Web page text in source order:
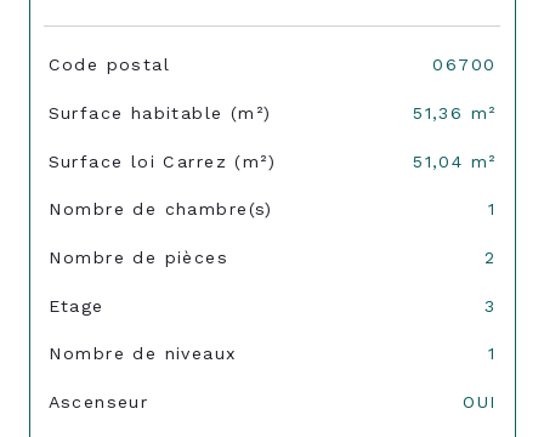
TRAD_SIROCCO_Caracteristique
Code postal 06700
Surface habitable (m²) 51,36 m²
Surface loi Carrez (m²) 51,04 m²
Nombre de chambre(s) 1
Nombre de pièces 2
Etage 3
Nombre de niveaux 1
Ascenseur OUI